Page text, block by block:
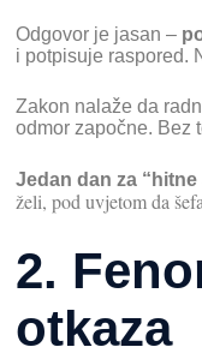
Odgovor je jasan –
i potpisuje raspored.
Zakon nalaže da
odmor započne. Bez
Jedan dan za
želi, pod uvjetom da
2.
otkaza